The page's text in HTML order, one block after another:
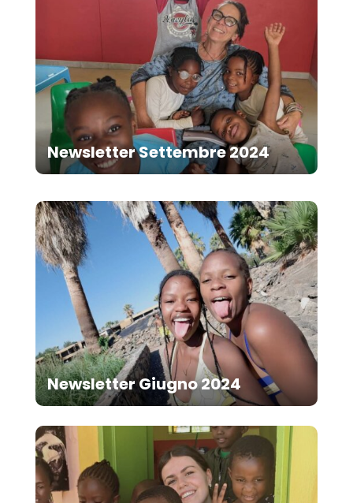
Newsletter Settembre 2024
Newsletter Giugno 2024